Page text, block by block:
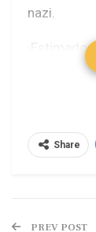
nazi.
¡Queridos
Share
PREV POST